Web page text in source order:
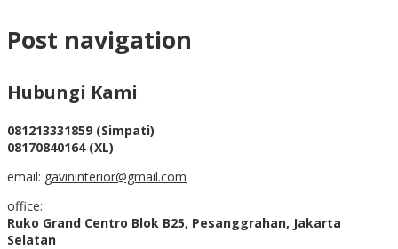
Post navigation
Hubungi Kami
081213331859 (Simpati)
08170840164 (XL)
email: gavininterior@gmail.com
office:
Ruko Grand Centro Blok B25, Pesanggrahan, Jakarta
Selatan